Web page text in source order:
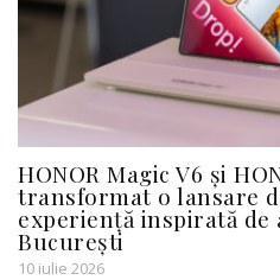
HONOR Magic V6 și
transformat o lansare
experiență inspirată de
București
10 iulie 2026